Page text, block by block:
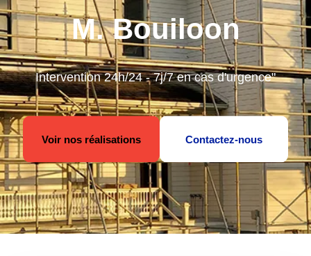
M. Bouiloon
Intervention 24h/24 - 7j/7 en cas d'urgence"
Voir nos réalisations Contactez-nous